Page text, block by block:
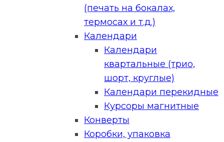
(печать на бокалах,
термосах и т.д.)
Календари
Календари
квартальные (трио,
шорт, круглые)
Календари перекидные
Курсоры магнитные
Конверты
Коробки, упаковка